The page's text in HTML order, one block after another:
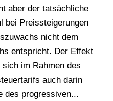
aber der tatsächliche
bei Preissteigerungen
nicht dem
entspricht. Der Effekt
im Rahmen des
auch darin
des progressiven...